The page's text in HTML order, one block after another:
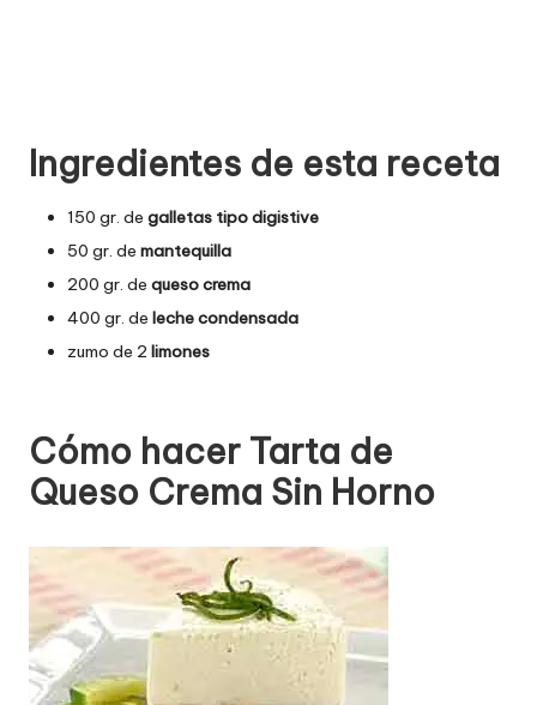
Ingredientes de esta receta
150 gr. de galletas tipo digistive
50 gr. de mantequilla
200 gr. de queso crema
400 gr. de leche condensada
zumo de 2 limones
Cómo hacer Tarta de
Queso Crema Sin Horno